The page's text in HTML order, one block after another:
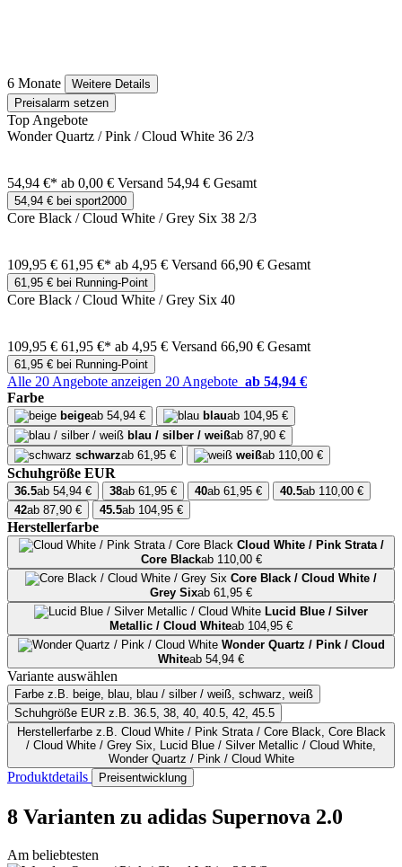
6 Monate
Weitere Details
Preisalarm setzen
Top Angebote
Wonder Quartz / Pink / Cloud White 36 2/3
54,94 €* ab 0,00 € Versand 54,94 € Gesamt
54,94 € bei sport2000
Core Black / Cloud White / Grey Six 38 2/3
109,95 € 61,95 €* ab 4,95 € Versand 66,90 € Gesamt
61,95 € bei Running-Point
Core Black / Cloud White / Grey Six 40
109,95 € 61,95 €* ab 4,95 € Versand 66,90 € Gesamt
61,95 € bei Running-Point
Alle 20 Angebote anzeigen 20 Angebote ab 54,94 €
Farbe
beigeab 54,94 € blauab 104,95 €
blau / silber / weißab 87,90 €
schwarzab 61,95 € weißab 110,00 €
Schuhgröße EUR
36.5ab 54,94 € 38ab 61,95 € 40ab 61,95 € 40.5ab 110,00 €
42ab 87,90 € 45.5ab 104,95 €
Herstellerfarbe
Cloud White / Pink Strata /
Core Blackab 110,00 €
Core Black / Cloud White /
Grey Sixab 61,95 €
Lucid Blue / Silver
Metallic / Cloud Whiteab 104,95 €
Wonder Quartz / Pink / Cloud
Whiteab 54,94 €
Variante auswählen
Farbe z.B. beige, blau, blau / silber / weiß, schwarz, weiß
Schuhgröße EUR z.B. 36.5, 38, 40, 40.5, 42, 45.5
Herstellerfarbez.B. Cloud White / Pink Strata / Core Black, Core Black
/ Cloud White / Grey Six, Lucid Blue / Silver Metallic / Cloud White,
Wonder Quartz / Pink / Cloud White
Produktdetails Preisentwicklung
8 Varianten zu adidas Supernova 2.0
Am beliebtesten